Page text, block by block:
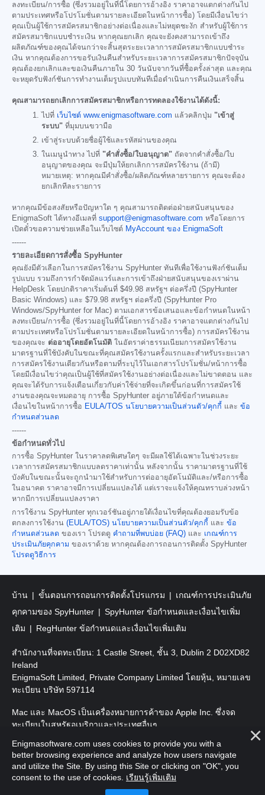
ลงทะเบียน/การซื้อ (ซึ่งรวมอยู่ในที่นี้โดยการอ้างอิง ราคาอาจแตกต่างกันไป
ตามประเทศหรือโปรโมชั่นตามรายละเอียดในหน้าการซื้อ) โดยมีเงื่อนไขว่า
คุณเป็นผู้ใช้การสมัครสมาชิกอย่างต่อเนื่องและไม่หยุดชะงัก สำหรับผู้ใช้การ
สมัครสมาชิกแบบชำระเงิน หากคุณยกเลิก คุณจะยังคงสามารถเข้าถึง
ผลิตภัณฑ์ของคุณได้จนกว่าจะสิ้นสุดระยะเวลาการสมัครสมาชิกแบบชำระ
เงิน หากคุณต้องการขอรับเงินคืนสำหรับระยะเวลาการสมัครสมาชิกปัจจุบัน
คุณต้องยกเลิกและขอเงินคืนภายใน 30 วันนับจากวันที่ซื้อครั้งล่าสุด และคุณ
จะหยุดรับฟังก์ชันการทำงานเต็มรูปแบบทันทีเมื่อดำเนินการคืนเงินเสร็จสิ้น
คุณสามารถยกเลิกการสมัครสมาชิกหรือการทดลองใช้งานได้ดังนี้:
ไปที่ เว็บไซต์ www.enigmasoftware.com แล้วคลิกปุ่ม "เข้าสู่
ระบบ" ที่มุมบนขวามือ
เข้าสู่ระบบด้วยชื่อผู้ใช้และรหัสผ่านของคุณ
ในเมนูนำทาง ไปที่ "คำสั่งซื้อ/ใบอนุญาต" ถัดจากคำสั่งซื้อ/ใบ
อนุญาตของคุณ จะมีปุ่มให้ยกเลิกการสมัครใช้งาน (ถ้ามี)
หมายเหตุ: หากคุณมีคำสั่งซื้อ/ผลิตภัณฑ์หลายรายการ คุณจะต้อง
ยกเลิกทีละรายการ
หากคุณมีข้อสงสัยหรือปัญหาใด ๆ คุณสามารถติดต่อฝ่ายสนับสนุนของ
EnigmaSoft ได้ทางอีเมลที่ support@enigmasoftware.com หรือโดยการ
เปิดตั๋วขอความช่วยเหลือในเว็บไซต์ MyAccount ของ EnigmaSoft
------
รายละเอียดการสั่งซื้อ SpyHunter
คุณยังมีตัวเลือกในการสมัครใช้งาน SpyHunter ทันทีเพื่อใช้งานฟังก์ชันเต็ม
รูปแบบ รวมถึงการกำจัดมัลแวร์และการเข้าถึงฝ่ายสนับสนุนของเราผ่าน
HelpDesk โดยปกติราคาเริ่มต้นที่ $49.98 สหรัฐฯ ต่อครึ่งปี (SpyHunter
Basic Windows) และ $79.98 สหรัฐฯ ต่อครึ่งปี (SpyHunter Pro
Windows/SpyHunter for Mac) ตามเอกสารข้อเสนอและข้อกำหนดในหน้า
ลงทะเบียน/การซื้อ (ซึ่งรวมอยู่ในที่นี้โดยการอ้างอิง ราคาอาจแตกต่างกันไป
ตามประเทศหรือโปรโมชั่นตามรายละเอียดในหน้าการซื้อ) การสมัครใช้งาน
ของคุณจะ ต่ออายุโดยอัตโนมัติ ในอัตราค่าธรรมเนียมการสมัครใช้งาน
มาตรฐานที่ใช้บังคับในขณะที่คุณสมัครใช้งานครั้งแรกและสำหรับระยะเวลา
การสมัครใช้งานเดียวกันหรือตามที่ระบุไว้ในเอกสารโปรโมชั่น/หน้าการซื้อ
โดยมีเงื่อนไขว่าคุณเป็นผู้ใช้ที่สมัครใช้งานอย่างต่อเนื่องและไม่ขาดตอน และ
คุณจะได้รับการแจ้งเตือนเกี่ยวกับค่าใช้จ่ายที่จะเกิดขึ้นก่อนที่การสมัครใช้
งานของคุณจะหมดอายุ การซื้อ SpyHunter อยู่ภายใต้ข้อกำหนดและ
เงื่อนไขในหน้าการซื้อ EULA/TOS นโยบายความเป็นส่วนตัว/คุกกี้ และ ข้อ
กำหนดส่วนลด
------
ข้อกำหนดทั่วไป
การซื้อ SpyHunter ในราคาลดพิเศษใดๆ จะมีผลใช้ได้เฉพาะในช่วงระยะ
เวลาการสมัครสมาชิกแบบลดราคาเท่านั้น หลังจากนั้น ราคามาตรฐานที่ใช้
บังคับในขณะนั้นจะถูกนำมาใช้สำหรับการต่ออายุอัตโนมัติและ/หรือการซื้อ
ในอนาคต ราคาอาจมีการเปลี่ยนแปลงได้ แต่เราจะแจ้งให้คุณทราบล่วงหน้า
หากมีการเปลี่ยนแปลงราคา
การใช้งาน SpyHunter ทุกเวอร์ชันอยู่ภายใต้เงื่อนไขที่คุณต้องยอมรับข้อ
ตกลงการใช้งาน (EULA/TOS) นโยบายความเป็นส่วนตัว/คุกกี้ และ ข้อ
กำหนดส่วนลด ของเรา โปรดดู คำถามที่พบบ่อย (FAQ) และ เกณฑ์การ
ประเมินภัยคุกคาม ของเราด้วย หากคุณต้องการถอนการติดตั้ง SpyHunter
โปรดดูวิธีการ
บ้าน ขั้นตอนการถอนการติดตั้งโปรแกรม
เกณฑ์การประเมินภัย
คุกคามของ SpyHunter
SpyHunter ข้อกำหนดและเงื่อนไขเพิ่ม
เติม
RegHunter ข้อกำหนดและเงื่อนไขเพิ่มเติม
สำนักงานที่จดทะเบียน: 1 Castle Street, ชั้น 3, Dublin 2 D02XD82
Ireland
EnigmaSoft Limited, Private Company Limited โดยหุ้น, หมายเลข
ทะเบียน บริษัท 597114
Mac และ MacOS เป็นเครื่องหมายการค้าของ Apple Inc. ซึ่งจด
ทะเบียนในสหรัฐอเมริกาและประเทศอื่นๆ
ลิขสิทธิ์ 2016-2026EnigmaSoft Ltd. สงวนลิขสิทธิ์
Enigmasoftware.com uses cookies to provide you with a
better browsing experience and analyze how users navigate
and utilize the Site. By using this Site or clicking on "OK", you
consent to the use of cookies. เรียนรู้เพิ่มเติม